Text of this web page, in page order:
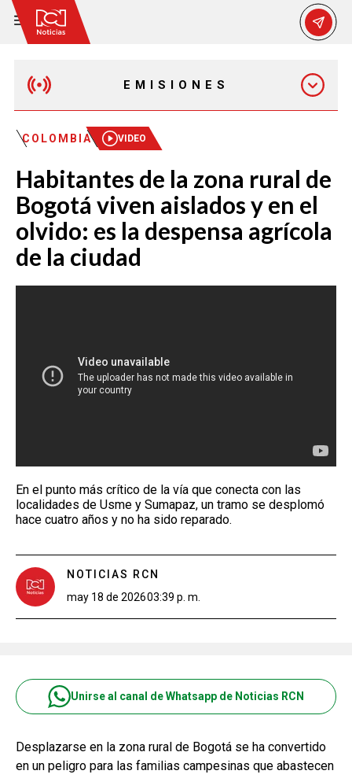
EMISIONES
EMISIÓN 12:30 PM
EMISIÓN 7:00 PM
COLOMBIA VIDEO
Habitantes de la zona rural de
Bogotá viven aislados y en el
olvido: es la despensa agrícola
de la ciudad
En el punto más crítico de la vía que conecta con las
localidades de Usme y Sumapaz, un tramo se desplomó
hace cuatro años y no ha sido reparado.
NOTICIAS RCN
may 18 de 202603:39 p. m.
Unirse al canal de Whatsapp de Noticias RCN
Desplazarse en la zona rural de Bogotá se ha convertido
en un peligro para las familias campesinas que abastecen